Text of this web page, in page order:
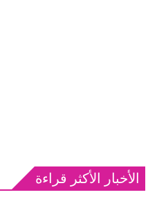
الأخبار الأكثر قراءة